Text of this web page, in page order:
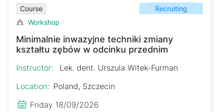
Course
Recruiting
Workshop
Minimalnie inwazyjne techniki zmiany
kształtu zębów w odcinku przednim
Instructor:
Lek. dent. Urszula Witek-Furman
Location: Poland, Szczecin
Friday 18/09/2026